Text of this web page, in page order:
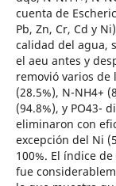
cuenta de
Pb, Zn, Cr, Cd y
calidad del agua,
el aeu antes y
removió varios de
(28.5%), N-NH4+
(94.8%), y PO43-
eliminaron con
excepción del Ni
100%. El índice
fue